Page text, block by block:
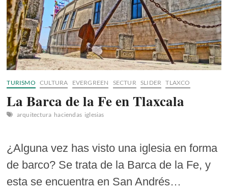
TURISMO CULTURA EVERGREEN SECTUR SLIDER TLAXCO
La Barca de la Fe en Tlaxcala
arquitectura haciendas iglesias
¿Alguna vez has visto una iglesia en forma
de barco? Se trata de la Barca de la Fe, y
esta se encuentra en San Andrés…